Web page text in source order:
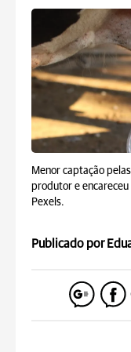
Menor captação
produtor e
Pexels.
Publicado por